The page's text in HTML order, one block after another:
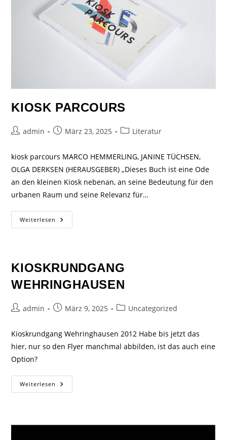
KIOSK PARCOURS
admin März 23, 2025 Literatur
kiosk parcours MARCO HEMMERLING, JANINE TÜCHSEN,
OLGA DERKSEN (HERAUSGEBER) „Dieses Buch ist eine Ode
an den kleinen Kiosk nebenan, an seine Bedeutung für den
urbanen Raum und seine Relevanz für…
Weiterlesen
KIOSKRUNDGANG
WEHRINGHAUSEN
admin März 9, 2025 Uncategorized
Kioskrundgang Wehringhausen 2012 Habe bis jetzt das
hier, nur so den Flyer manchmal abbilden, ist das auch eine
Option?
Weiterlesen